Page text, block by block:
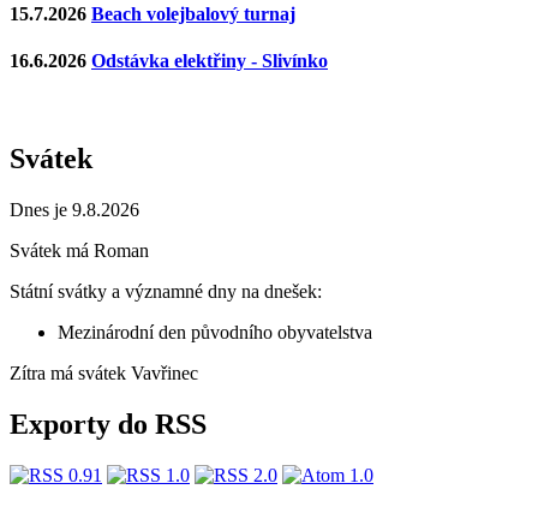
15.7.2026 Beach volejbalový turnaj
16.6.2026 Odstávka elektřiny - Slivínko
Svátek
Dnes je 9.8.2026
Svátek má Roman
Státní svátky a významné dny na dnešek:
Mezinárodní den původního obyvatelstva
Zítra má svátek Vavřinec
Exporty do RSS